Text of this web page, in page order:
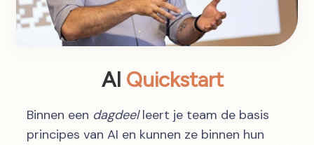
AI Quickstart
Binnen een dagdeelleert je team de basis
principes van AI en kunnen ze binnen hun